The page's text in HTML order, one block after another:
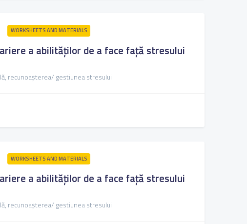
WORKSHEETS AND MATERIALS
a abilităților de a face față stresului
recunoașterea/ gestiunea stresului
WORKSHEETS AND MATERIALS
a abilităților de a face față stresului
recunoașterea/ gestiunea stresului